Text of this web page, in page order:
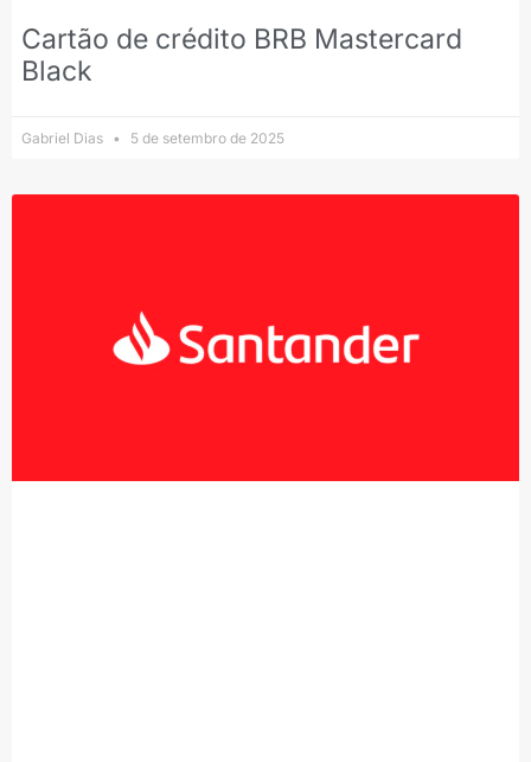
Cartão de crédito BRB Mastercard
Black
Gabriel Dias 5 de setembro de 2025